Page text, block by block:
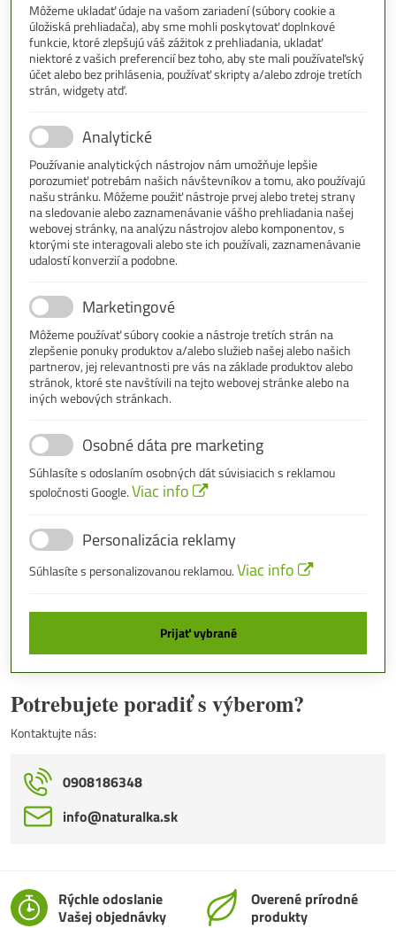
Môžeme ukladať údaje na vašom zariadení (súbory cookie a
úložiská prehliadača), aby sme mohli poskytovať doplnkové
funkcie, ktoré zlepšujú váš zážitok z prehliadania, ukladať
niektoré z vašich preferencií bez toho, aby ste mali používateľský
účet alebo bez prihlásenia, používať skripty a/alebo zdroje tretích
strán, widgety atď.
Analytické
Používanie analytických nástrojov nám umožňuje lepšie
porozumieť potrebám našich návštevníkov a tomu, ako používajú
našu stránku. Môžeme použiť nástroje prvej alebo tretej strany
na sledovanie alebo zaznamenávanie vášho prehliadania našej
webovej stránky, na analýzu nástrojov alebo komponentov, s
ktorými ste interagovali alebo ste ich používali, zaznamenávanie
udalostí konverzií a podobne.
Marketingové
Môžeme používať súbory cookie a nástroje tretích strán na
zlepšenie ponuky produktov a/alebo služieb našej alebo našich
partnerov, jej relevantnosti pre vás na základe produktov alebo
stránok, ktoré ste navštívili na tejto webovej stránke alebo na
iných webových stránkach.
Osobné dáta pre marketing
Súhlasíte s odoslaním osobných dát súvisiacich s reklamou
spoločnosti Google.Viac info
Personalizácia reklamy
Súhlasíte s personalizovanou reklamou.Viac info
Prijať vybrané
Potrebujete poradiť s výberom?
Kontaktujte nás:
0908186348
info​@naturalka​.sk
Rýchle odoslanie
Vašej objednávky
Overené prírodné
produkty